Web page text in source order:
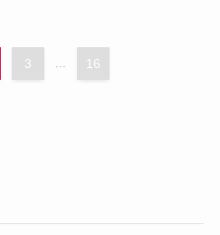
3 16